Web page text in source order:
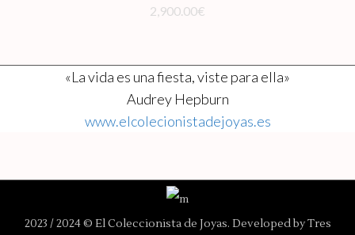
2,900.00€
«La vida es una fiesta, viste para ella»
Audrey Hepburn
www.elcolecionistadejoyas.es
2023 / 2024 © El Coleccionista de Joyas. Developed byTres